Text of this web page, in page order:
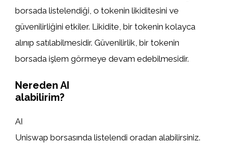
borsada listelendiği, o tokenin likiditesini ve
güvenilirliğini etkiler. Likidite, bir tokenin kolayca
alınıp satılabilmesidir. Güvenilirlik, bir tokenin
borsada işlem görmeye devam edebilmesidir.
Nereden AI
alabilirim?
AI
Uniswap borsasında listelendi oradan alabilirsiniz.